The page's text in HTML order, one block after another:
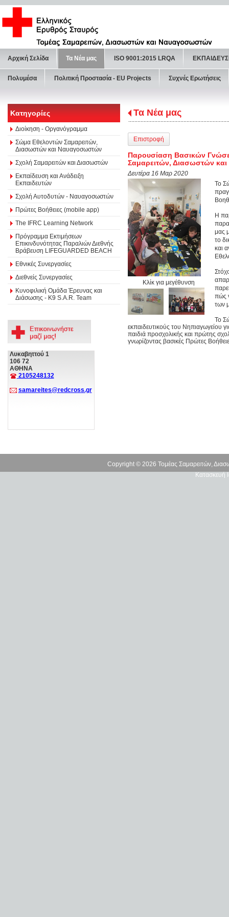
Αρχική Σελίδα Τα Νέα μας ISO 9001:2015 LRQA
Πολυμέσα Πολιτική Προστασία - ΕU Projects Συχνές Ερωτήσεις
Κατηγορίες
Διοίκηση - Οργανόγραμμα
Σώμα Εθελοντών Σαμαρειτών,
Διασωστών και Ναυαγοσωστών
Σχολή Σαμαρειτών και Διασωστών
Εκπαίδευση και Ανάδειξη
Εκπαιδευτών
Σχολή Αυτοδυτών - Ναυαγοσωστών
Πρώτες Βοήθειες (mobile app)
The IFRC Learning Network
Πρόγραμμα Εκτιμήσεων
Επικινδυνότητας Παραλιών Διεθνής
Βράβευση LIFEGUARDED BEACH
Εθνικές Συνεργασίες
Διεθνείς Συνεργασίες
Κυνοφιλική Ομάδα Έρευνας και
Διάσωσης - Κ9 S.A.R. Team
Λυκαβηττού 1
106 72
ΑΘΗΝΑ
2105248132
samareites@redcross.gr
Τα Νέα μας
Επιστροφή
Παρουσίαση Βασικών
Σαμαρειτών, Διασωστών
Δευτέρα 16 Μαρ 2020
Κλίκ για μεγέθυνση
Το
Η
μας
το
και
πώς
των
Το
εκπαιδευτικούς του Νηπιαγωγείου
παιδιά προσχολικής και πρώτης
γνωρίζοντας βασικές Πρώτες
Copyright © 2026 Τομέας Σαμαρειτών,
Κατασκευή